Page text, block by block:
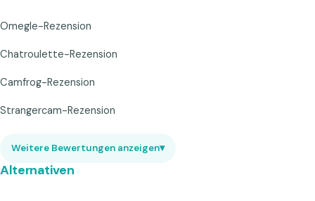
Omegle-Rezension
Chatroulette-Rezension
Camfrog-Rezension
Strangercam-Rezension
Weitere Bewertungen anzeigen▾
Alternativen